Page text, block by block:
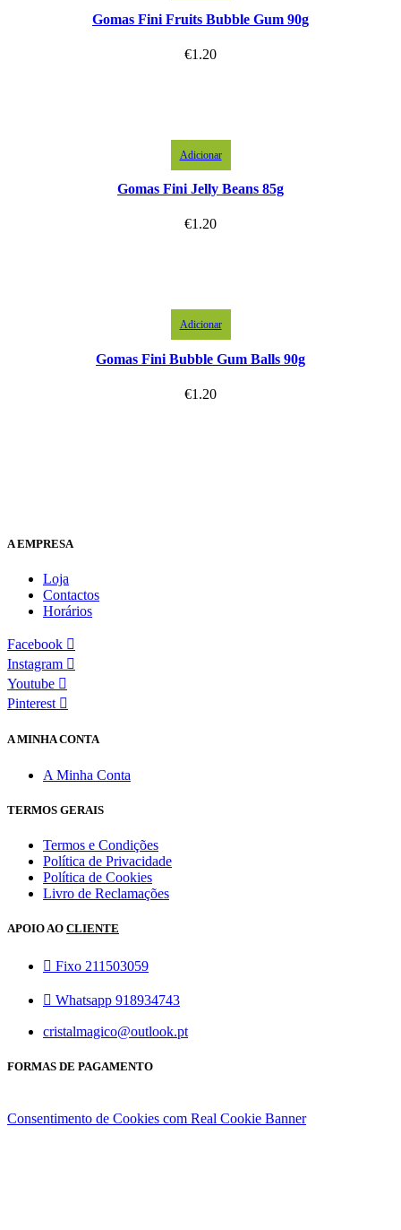
Gomas Fini Fruits Bubble Gum 90g
€1.20
Adicionar
Gomas Fini Jelly Beans 85g
€1.20
Adicionar
Gomas Fini Bubble Gum Balls 90g
€1.20
A EMPRESA
Loja
Contactos
Horários
Facebook
Instagram
Youtube
Pinterest
A MINHA CONTA
A Minha Conta
TERMOS GERAIS
Termos e Condições
Política de Privacidade
Política de Cookies
Livro de Reclamações
APOIO AO CLIENTE
Fixo 211503059
Whatsapp 918934743
cristalmagico@outlook.pt
FORMAS DE PAGAMENTO
Consentimento de Cookies com Real Cookie Banner